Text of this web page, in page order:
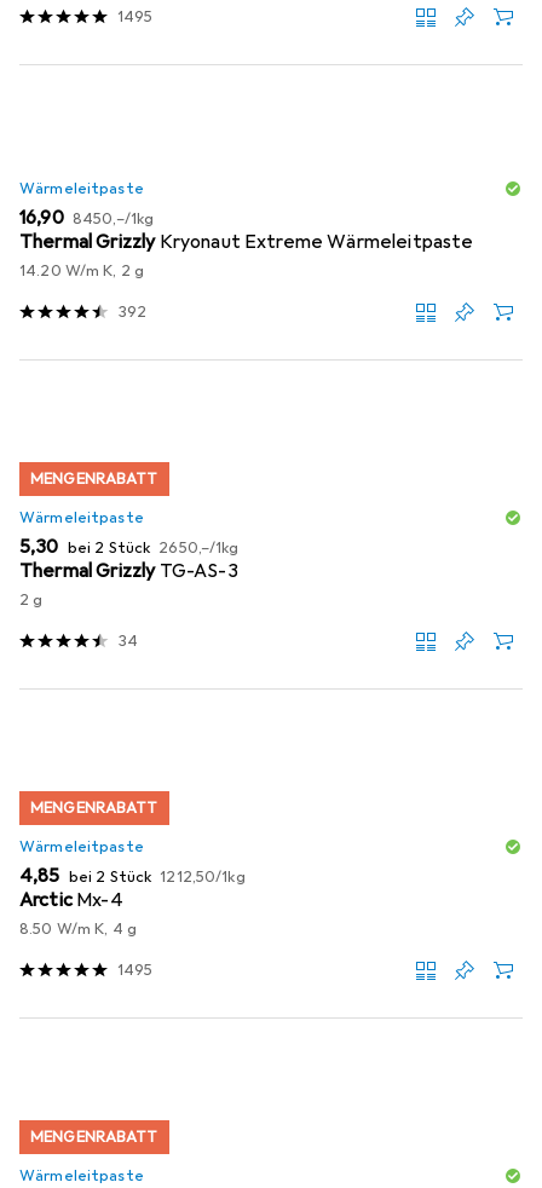
1495
Wärmeleitpaste
EUR
16,90 EUR
8450,–/1kg
Thermal Grizzly Kryonaut Extreme Wärmeleitpaste
14.20 W/m K, 2 g
392
MENGENRABATT
Wärmeleitpaste
EUR
5,30 bei 2 Stück EUR
2650,–/1kg
Thermal Grizzly TG-AS-3
2 g
34
MENGENRABATT
Wärmeleitpaste
EUR
4,85 bei 2 Stück EUR
1212,50/1kg
Arctic Mx-4
8.50 W/m K, 4 g
1495
MENGENRABATT
Wärmeleitpaste